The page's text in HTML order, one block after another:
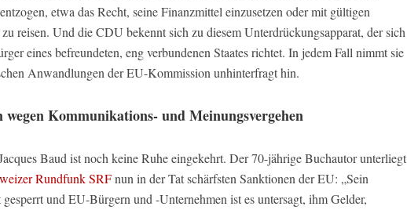
etwa das Recht, seine Finanzmittel einzusetzen oder mit gültigen
reisen. Und die CDU bekennt sich zu diesem Unterdrückungsapparat, der sich
eines befreundeten, eng verbundenen Staates richtet. In jedem Fall nimmt sie
Anwandlungen der EU-Kommission unhinterfragt hin.
wegen Kommunikations- und Meinungsvergehen
Baud ist noch keine Ruhe eingekehrt. Der 70-jährige Buchautor unterliegt
Rundfunk SRFnun in der Tat schärfsten Sanktionen der EU: „Sein
und EU-Bürgern und -Unternehmen ist es untersagt, ihm Gelder,